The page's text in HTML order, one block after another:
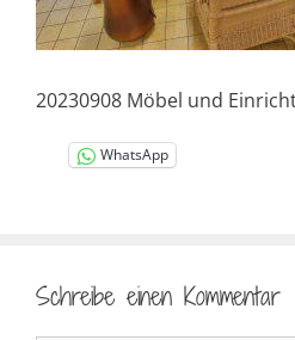
20230908 Möbel und
WhatsApp
Schreibe einen Kommentar